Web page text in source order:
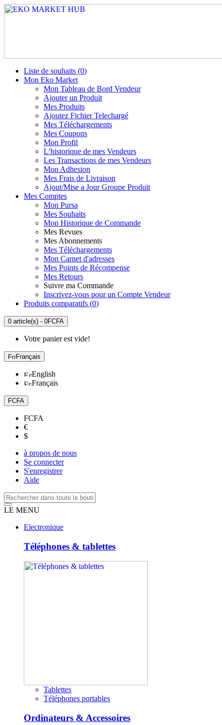
Liste de souhaits (0)
Mon Eko Market
Mon Tableau de Bord Vendeur
Ajouter un Produit
Mes Produits
Ajoutez Fichier Telechargé
Mes Téléchargements
Mes Coupons
Mon Profil
L’historique de mes Vendeurs
Les Transactions de mes Vendeurs
Mon Adhesion
Mes Frais de Livraison
Ajout/Mise a Jour Groupe Produit
Mes Comptes
Mon Pursa
Mes Souhaits
Mon Historique de Commande
Mes Revues
Mes Abonnements
Mes Téléchargements
Mon Carnet d'adresses
Mes Points de Récompense
Mes Retours
Suivre ma Commande
Inscrivez-vous pour un Compte Vendeur
Produits comparatifs (0)
0 article(s) - 0FCFA
Votre panier est vide!
Français
English
Français
FCFA
FCFA
€
$
à propos de nous
Se connecter
S'enregistrer
Aide
LE MENU
Electronique
Téléphones & tablettes
Tablettes
Téléphones portables
Ordinateurs & Accessoires